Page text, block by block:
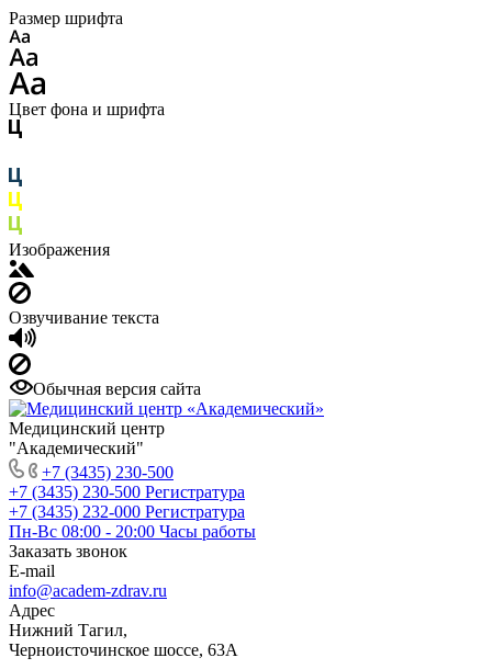
Размер шрифта
Цвет фона и шрифта
Изображения
Озвучивание текста
Обычная версия сайта
Медицинский центр
"Академический"
+7 (3435) 230-500
+7 (3435) 230-500 Регистратура
+7 (3435) 232-000 Регистратура
Пн-Вс 08:00 - 20:00 Часы работы
Заказать звонок
E-mail
info@academ-zdrav.ru
Адрес
Нижний Тагил,
Черноисточинское шоссе, 63А